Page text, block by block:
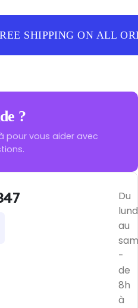
SHIPPING ON ALL
?
pour vous aider avec
Du
au
-
de
8h
à